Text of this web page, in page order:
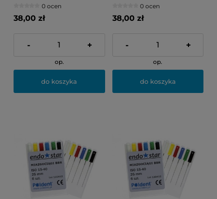
0 ocen
38,00 zł
- +
op.
do koszyka
0 ocen
38,00 zł
- +
op.
do koszyka